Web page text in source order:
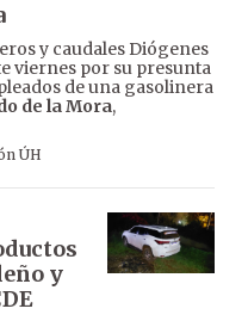
y caudales Diógenes
viernes por su presunta
de una gasolinera
de la Mora,
ÚH
y